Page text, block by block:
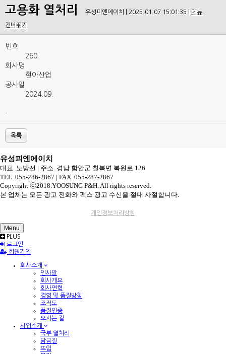
고용화 열처리
유성피엔에이치 | 2025.01.07 15:01:35 | 메뉴
건너뛰기
번호
260
회사명
현아산업
공사일
2024.09.
목록
유성피엔에이치
대표. 노방선 | 주소. 경남 함안군 칠북면 북원로 126
TEL. 055-286-2867 | FAX. 055-287-2867
Copyright ⓒ2018.YOOSUNG P&H. All rights reserved.
본 업체는 모든 광고 전화와 팩스 광고 수신을 절대 사절합니다.
개인정보처리방침
Menu
PLUS
로그인
회원가입
회사소개
인사말
회사개요
회사연혁
경영 및 품질방침
조직도
품질인증
오시는 길
사업소개
국부 열처리
담금질
뜨임